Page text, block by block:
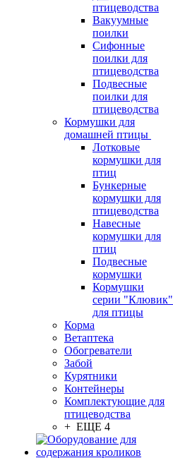
птицеводства
Вакуумные
поилки
Сифонные
поилки для
птицеводства
Подвесные
поилки для
птицеводства
Кормушки для
домашней птицы
Лотковые
кормушки для
птиц
Бункерные
кормушки для
птицеводства
Навесные
кормушки для
птиц
Подвесные
кормушки
Кормушки
серии "Клювик"
для птицы
Корма
Ветаптека
Обогреватели
Забой
Курятники
Контейнеры
Комплектующие для
птицеводства
+ ЕЩЕ 4